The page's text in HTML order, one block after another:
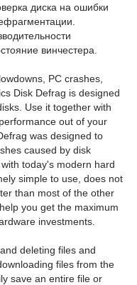
диска на ошибки
винчестера.
PC crashes,
Disk Defrag is designed
Use it together with
out of your
was designed to
caused by disk
today's modern hard
simple to use, does not
than most of the other
you get the maximum
investments.
deleting files and
files from the
save an entire file or